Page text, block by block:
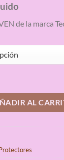
de la marca
AL